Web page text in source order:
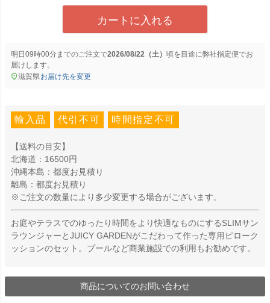
カートに入れる
明日09時00分までのご注文で2026/08/22（土） に弊社指定便でお
届けします。
滋賀県 お届け先を変更
輸入品 代引不可 時間指定不可
【送料の目安】
北海道：16500円
沖縄本島：都度お見積り
離島：都度お見積り
※ご注文の数量により多少変更する場合がございます。
お庭やテラスでのゆったり時間をより快適なものにするSLIMサン
ラウンジャーとJUICY GARDENがこだわって作った専用ピローク
ッションのセット。プールなど商業施設での利用もお勧めです。
商品についてのお問い合わせ